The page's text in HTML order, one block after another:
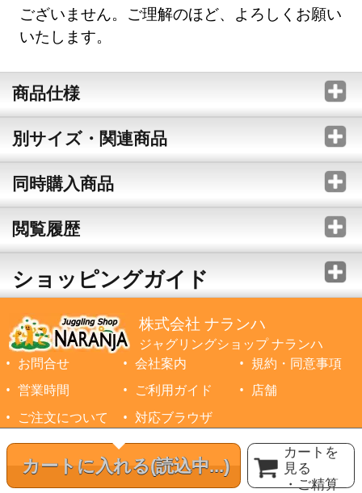
カートに入れる(読込中...)
カートを
見る
・ご精算
ございません。ご理解のほど、よろしくお願い
いたします。
商品仕様
別サイズ・関連商品
同時購入商品
閲覧履歴
ショッピングガイド
株式会社 ナランハ
ジャグリングショップ ナランハ
お問合せ
会社案内
規約・同意事項
営業時間
ご利用ガイド
店舗
ご注文について
対応ブラウザ
©1999-2026 NARANJA Inc. All Rights Reserved.